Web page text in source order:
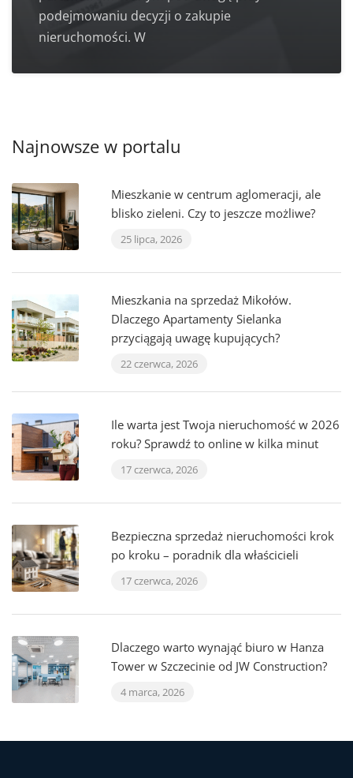
podejmowaniu decyzji o zakupie
nieruchomości. W
Najnowsze w portalu
Mieszkanie w centrum aglomeracji, ale
blisko zieleni. Czy to jeszcze możliwe?
25 lipca, 2026
Mieszkania na sprzedaż Mikołów.
Dlaczego Apartamenty Sielanka
przyciągają uwagę kupujących?
22 czerwca, 2026
Ile warta jest Twoja nieruchomość w 2026
roku? Sprawdź to online w kilka minut
17 czerwca, 2026
Bezpieczna sprzedaż nieruchomości krok
po kroku – poradnik dla właścicieli
17 czerwca, 2026
Dlaczego warto wynająć biuro w Hanza
Tower w Szczecinie od JW Construction?
4 marca, 2026